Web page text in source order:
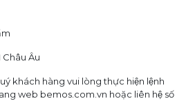
Châu Âu
khách hàng vui lòng thực hiện lệnh
web bemos.com.vn hoặc liên hệ số